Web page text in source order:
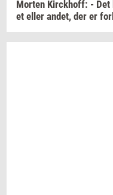
Mor­ten Kirck­hoff: - Det
et eller andet, der er